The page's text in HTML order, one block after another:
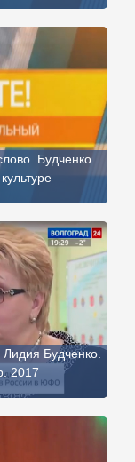
Будченко
Будченко.
2017